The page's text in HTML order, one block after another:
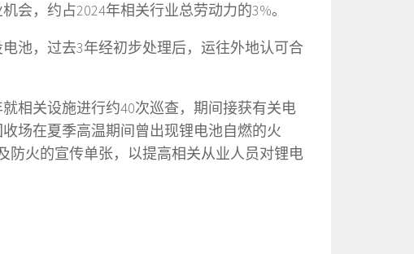
会，约占2024年相关行业总劳动力的3%。
池，过去3年经初步处理后，运往外地认可合
相关设施进行约40次巡查，期间接获有关电
场在夏季高温期间曾出现锂电池自燃的火
防火的宣传单张，以提高相关从业人员对锂电